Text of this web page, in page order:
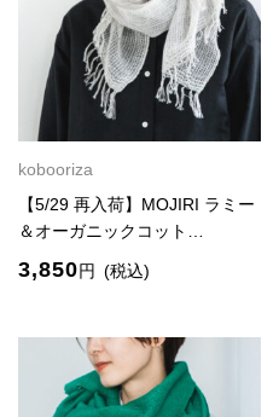
kobooriza
【5/29 再入荷】MOJIRI ラミー
＆オーガニックコット…
3,850円 (税込)